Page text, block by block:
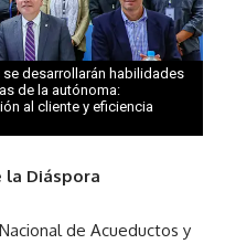
desarrollarán habilidades
de la autónoma:
al cliente y eficiencia
la Diáspora
de Acueductos y